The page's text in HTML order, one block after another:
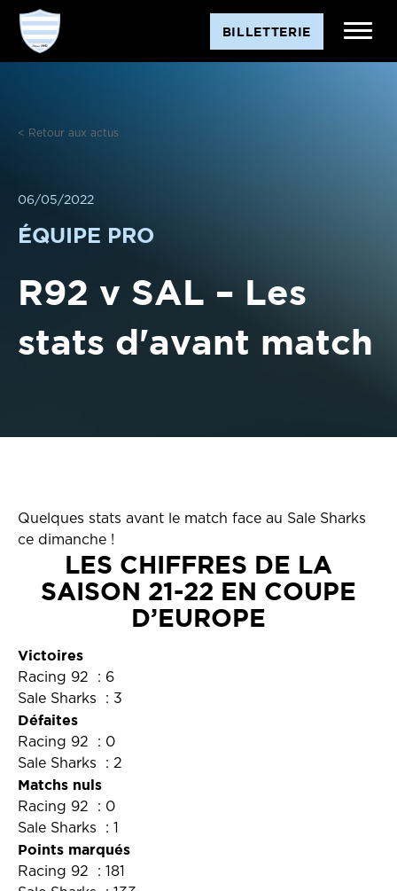
Aller
contenu
BILLETTERIE
< Retour aux actus
06/05/2022
ÉQUIPE PRO
R92 v SAL – Les
stats d'avant match
Quelques stats avant le match face au Sale Sharks
ce dimanche !
LES CHIFFRES DE LA
SAISON 21-22 EN COUPE
D’EUROPE
Victoires
Racing 92 : 6
Sale Sharks : 3
Défaites
Racing 92 : 0
Sale Sharks : 2
Matchs nuls
Racing 92 : 0
Sale Sharks : 1
Points marqués
Racing 92 : 181